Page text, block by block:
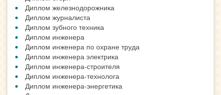
Диплом железнодорожника
Диплом журналиста
Диплом зубного техника
Диплом инженера
Диплом инженера по охране труда
Диплом инженера электрика
Диплом инженера-строителя
Диплом инженера-технолога
Диплом инженера-энергетика